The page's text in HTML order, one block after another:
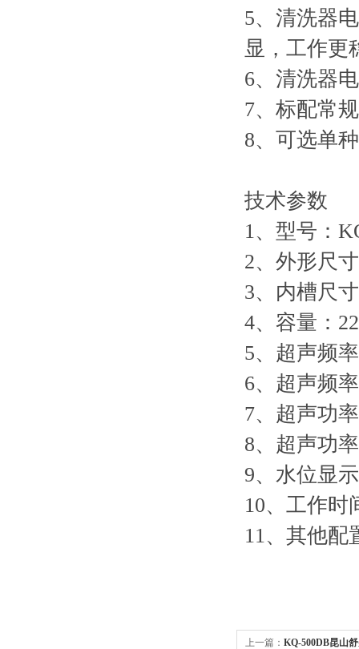
5、清洗器
显，工作更
6、清洗器
7、标配常
8、可选单
技术参数
1、型号：
2、外
3、内槽尺
4、容量：
5、超声频
6、超声频
7、超声功
8、超声功
9、水位显
10、工作时
11、其他配
上一篇： KQ-500DB昆山